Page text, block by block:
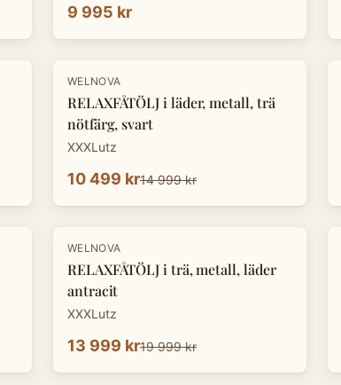
9 995 kr
-30 %
WELNOVA
RELAXFÅTÖLJ i läder, metall, trä
nötfärg, svart
XXXLutz
10 499 kr14 999 kr
-30 %
WELNOVA
RELAXFÅTÖLJ i trä, metall, läder
antracit
XXXLutz
13 999 kr19 999 kr